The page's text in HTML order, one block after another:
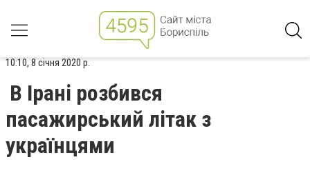
10:10, 8 січня 2020 р.
В Ірані розбився
пасажирський літак з
українцями